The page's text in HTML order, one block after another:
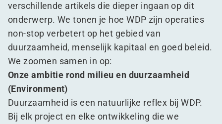
verschillende artikels die dieper ingaan op dit
onderwerp. We tonen je hoe WDP zijn operaties
non-stop verbetert op het gebied van
duurzaamheid, menselijk kapitaal en goed beleid.
We zoomen samen in op:
Onze ambitie rond milieu en duurzaamheid
(Environment)
Duurzaamheid is een natuurlijke reflex bij WDP.
Bij elk project en elke ontwikkeling die we